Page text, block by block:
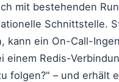
mit bestehenden
Schnittstelle.
kann ein On-Call-
einem Redis-
folgen?" – und erhält